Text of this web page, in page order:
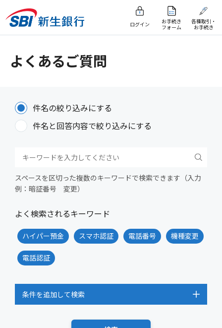
ログイン
お手続き
フォーム
各種取引・
お手続き
よくあるご質問
件名の絞り込みにする
件名と回答内容で絞り込みにする
スペースを区切った複数のキーワードで検索できます（入力
例：暗証番号 変更）
よく検索されるキーワード
ハイパー預金 スマホ認証 電話番号 機種変更
電話認証
条件を追加して検索